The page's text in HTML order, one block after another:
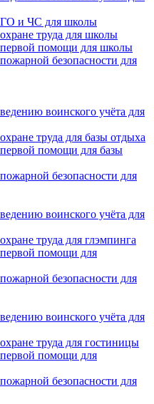
и ЧС для школы
труда для школы
помощи для школы
безопасности для
воинского учёта для
труда для базы отдыха
помощи для базы
безопасности для
воинского учёта для
труда для глэмпинга
помощи для
безопасности для
воинского учёта для
труда для гостиницы
помощи для
безопасности для